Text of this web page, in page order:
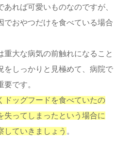
あれば可愛いものなのですが、
でおやつだけを食べている場合
重大な病気の前触れになること
をしっかりと見極めて、病院で
です。
ドッグフードを食べていたの
失ってしまったという場合に
していきましょう 。